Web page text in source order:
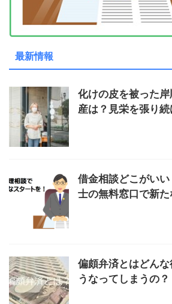
最新情報
化けの皮を被った
産は？見栄を張り
借金相談どこがい
士の無料窓口で新
偏頗弁済とはどん
うなってしまうの？